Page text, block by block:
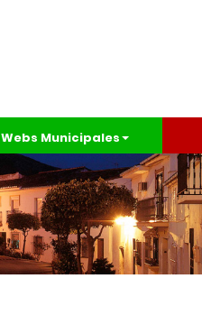
Webs Municipales